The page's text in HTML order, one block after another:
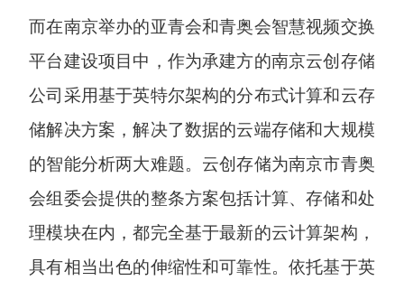
而在南京举办的亚青会和青奥会智慧视频交换
平台建设项目中，作为承建方的南京云创存储
公司采用基于英特尔架构的分布式计算和云存
储解决方案，解决了数据的云端存储和大规模
的智能分析两大难题。云创存储为南京市青奥
会组委会提供的整条方案包括计算、存储和处
理模块在内，都完全基于最新的云计算架构，
具有相当出色的伸缩性和可靠性。依托基于英